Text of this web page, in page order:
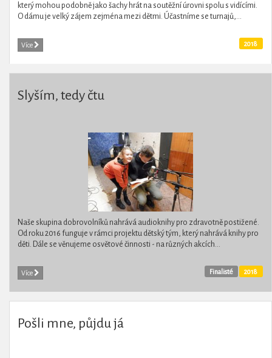
který mohou podobně jako šachy hrát na soutěžní úrovni spolu s vidícími.
O dámu je velký zájem zejména mezi dětmi. Účastníme se turnajů,...
Více 2018
Slyším, tedy čtu
Naše skupina dobrovolníků nahrává audioknihy pro zdravotně postižené.
Od roku 2016 funguje v rámci projektu dětský tým, který nahrává knihy pro
děti. Dále se věnujeme osvětové činnosti - na různých akcích...
Více 2018
Finalisté
Pošli mne, půjdu já